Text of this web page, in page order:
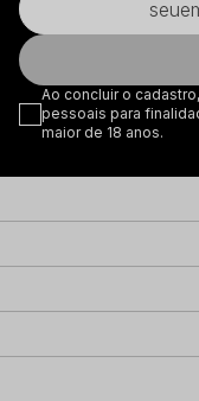
Ao concluir o
pessoais para
maior de 18 anos.